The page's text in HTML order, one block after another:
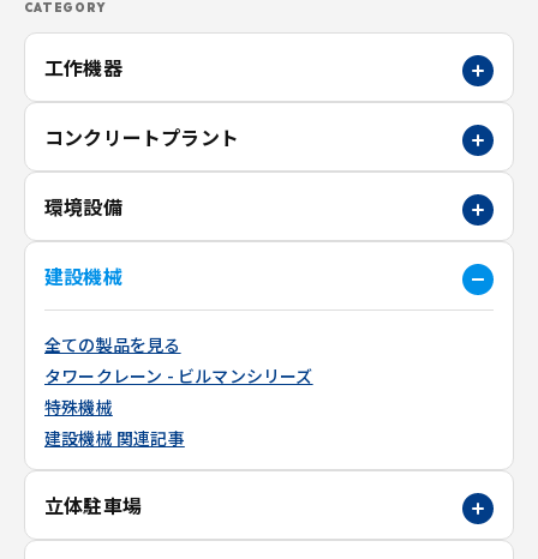
CATEGORY
工作機器
コンクリートプラント
環境設備
建設機械
全ての製品を見る
タワークレーン - ビルマンシリーズ
特殊機械
建設機械 関連記事
立体駐車場